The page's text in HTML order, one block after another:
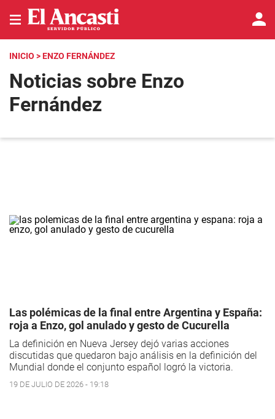
INICIO > ENZO FERNÁNDEZ
Noticias sobre Enzo
Fernández
Las polémicas de la final entre Argentina y España:
roja a Enzo, gol anulado y gesto de Cucurella
La definición en Nueva Jersey dejó varias acciones
discutidas que quedaron bajo análisis en la definición del
Mundial donde el conjunto español logró la victoria.
19 DE JULIO DE 2026 - 19:18